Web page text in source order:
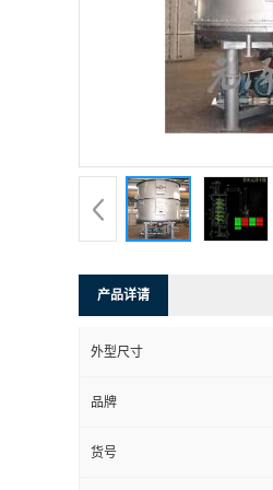
产品详请
外型尺寸
品牌
货号